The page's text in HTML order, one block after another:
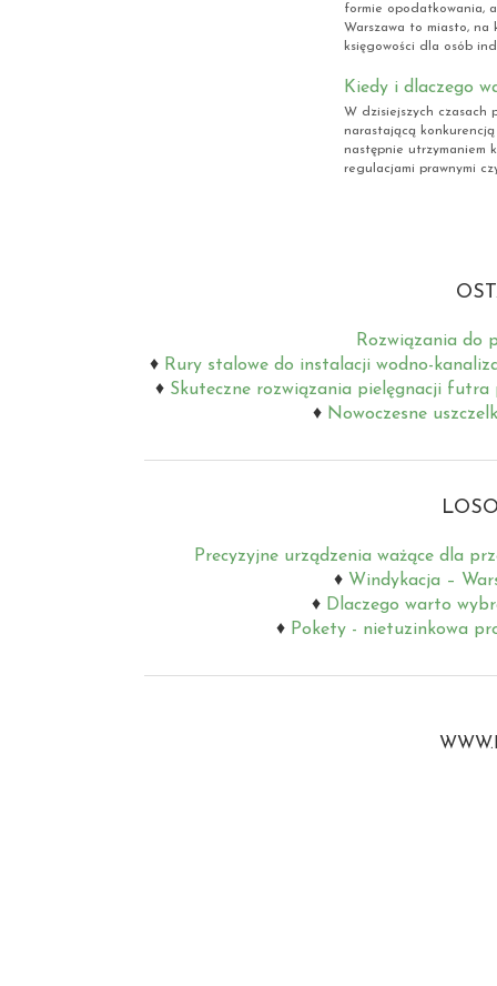
formie opodatkowania,
Warszawa to miasto, na
księgowości dla osób
Kiedy i dlaczego
W dzisiejszych czasach
narastającą
następnie utrzymaniem
regulacjami prawnymi
Rozwiązania do
Rury stalowe do instalacji wodno-
Skuteczne rozwiązania pielęgnacji futra
Nowoczesne
Precyzyjne urządzenia ważące dla
Windykacja –
Dlaczego warto
Pokety - nietuzinkowa